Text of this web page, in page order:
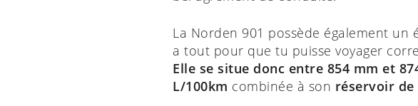
La Norden 901 possède également un
a tout pour que tu puisse voyager
Elle se situe donc entre 854 mm et
L/100km combinée à son réservoir de